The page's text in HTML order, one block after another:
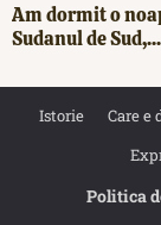
Am dormit o
Sudanul de Sud,...
Istorie Care e
Politica